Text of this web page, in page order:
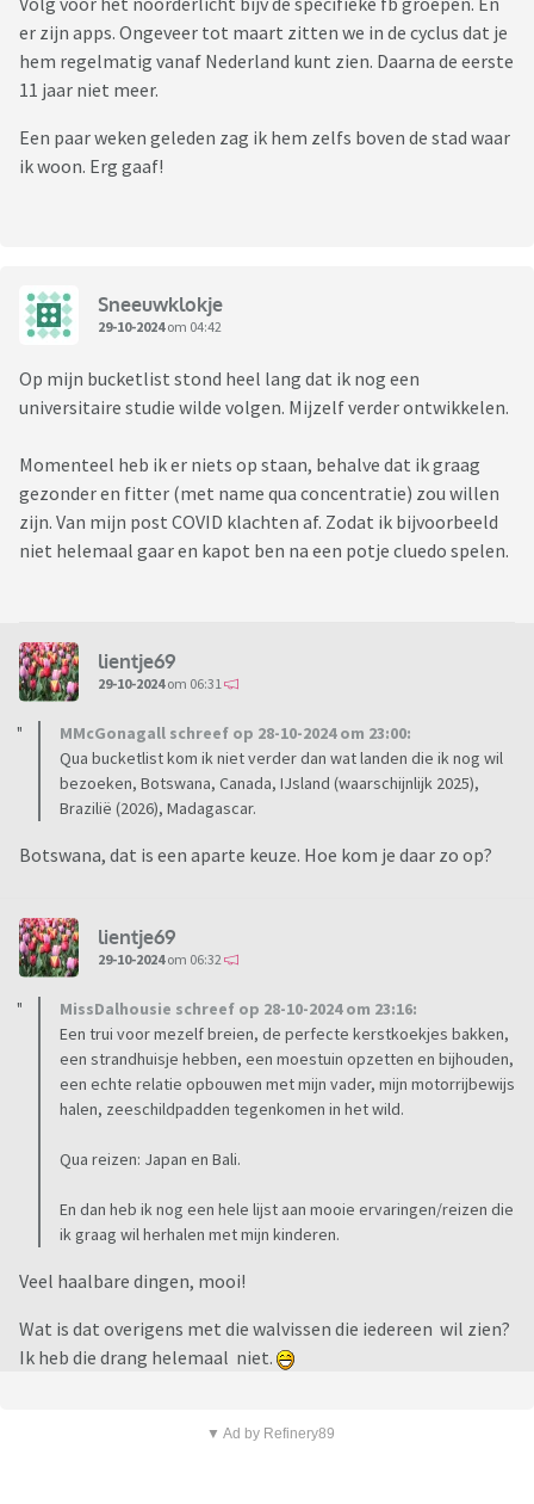
er zijn apps. Ongeveer tot maart zitten we in de cyclus dat je
hem regelmatig vanaf Nederland kunt zien. Daarna de eerste
11 jaar niet meer.
Een paar weken geleden zag ik hem zelfs boven de stad waar
ik woon. Erg gaaf!
Sneeuwklokje
29-10-2024om 04:42
Op mijn bucketlist stond heel lang dat ik nog een
universitaire studie wilde volgen. Mijzelf verder ontwikkelen.
Momenteel heb ik er niets op staan, behalve dat ik graag
gezonder en fitter (met name qua concentratie) zou willen
zijn. Van mijn post COVID klachten af. Zodat ik bijvoorbeeld
niet helemaal gaar en kapot ben na een potje cluedo spelen.
lientje69
29-10-2024om 06:31
MMcGonagall schreef op 28-10-2024 om 23:00:
Qua bucketlist kom ik niet verder dan wat landen die ik nog wil
bezoeken, Botswana, Canada, IJsland (waarschijnlijk 2025),
Brazilië (2026), Madagascar.
Botswana, dat is een aparte keuze. Hoe kom je daar zo op?
lientje69
29-10-2024om 06:32
MissDalhousie schreef op 28-10-2024 om 23:16:
Een trui voor mezelf breien, de perfecte kerstkoekjes bakken,
een strandhuisje hebben, een moestuin opzetten en bijhouden,
een echte relatie opbouwen met mijn vader, mijn motorrijbewijs
halen, zeeschildpadden tegenkomen in het wild.
Qua reizen: Japan en Bali.
En dan heb ik nog een hele lijst aan mooie ervaringen/reizen die
ik graag wil herhalen met mijn kinderen.
Veel haalbare dingen, mooi!
Wat is dat overigens met die walvissen die iedereen wil zien?
Ik heb die drang helemaal niet.
▼ Ad by Refinery89